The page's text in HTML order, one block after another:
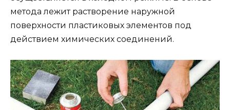
метода лежит растворение наружной
поверхности пластиковых элементов под
действием химических соединений.